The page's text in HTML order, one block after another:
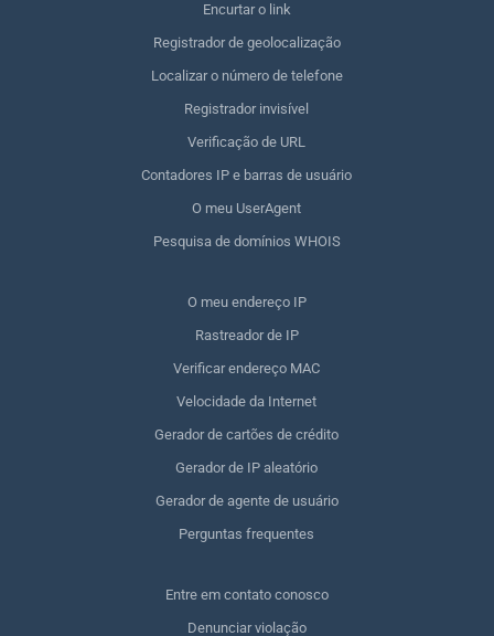
Encurtar o link
Registrador de geolocalização
Localizar o número de telefone
Registrador invisível
Verificação de URL
Contadores IP e barras de usuário
O meu UserAgent
Pesquisa de domínios WHOIS
O meu endereço IP
Rastreador de IP
Verificar endereço MAC
Velocidade da Internet
Gerador de cartões de crédito
Gerador de IP aleatório
Gerador de agente de usuário
Perguntas frequentes
Entre em contato conosco
Denunciar violação